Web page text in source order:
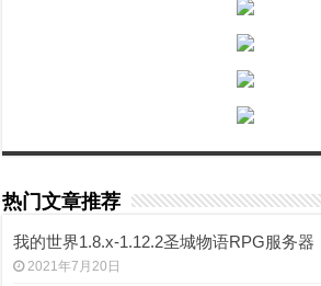
热门文章推荐
我的世界1.8.x-1.12.2圣城物语RPG服务器
2021年7月20日